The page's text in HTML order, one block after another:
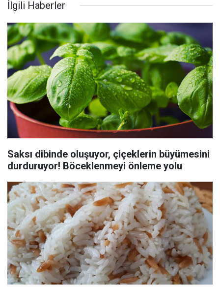
İlgili Haberler
Saksı dibinde oluşuyor, çiçeklerin büyümesini
durduruyor! Böceklenmeyi önleme yolu